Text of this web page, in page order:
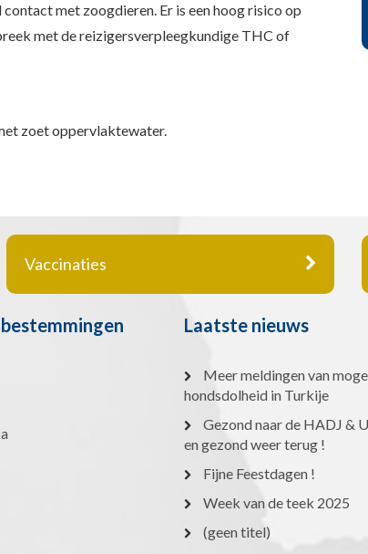
met zoogdieren. Er is een hoog risico op
met de reizigersverpleegkundige THC of
zoet oppervlaktewater.
Vaccinaties
Laatste nieuws
Meer meldingen van
hondsdolheid in Turkije
Gezond naar de HADJ &
en gezond weer terug !
Fijne Feestdagen !
Week van de teek 2025
(geen titel)